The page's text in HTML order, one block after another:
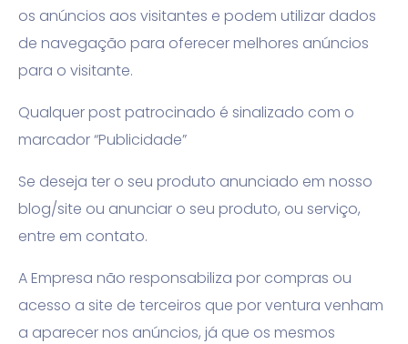
os anúncios aos visitantes e podem utilizar dados
de navegação para oferecer melhores anúncios
para o visitante.
Qualquer post patrocinado é sinalizado com o
marcador “Publicidade”
Se deseja ter o seu produto anunciado em nosso
blog/site ou anunciar o seu produto, ou serviço,
entre em contato.
A Empresa não responsabiliza por compras ou
acesso a site de terceiros que por ventura venham
a aparecer nos anúncios, já que os mesmos